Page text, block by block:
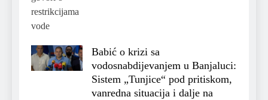
Babić o krizi sa
vodosnabdijevanjem u Banjaluci:
Sistem „Tunjice“ pod pritiskom,
vanredna situacija i dalje na